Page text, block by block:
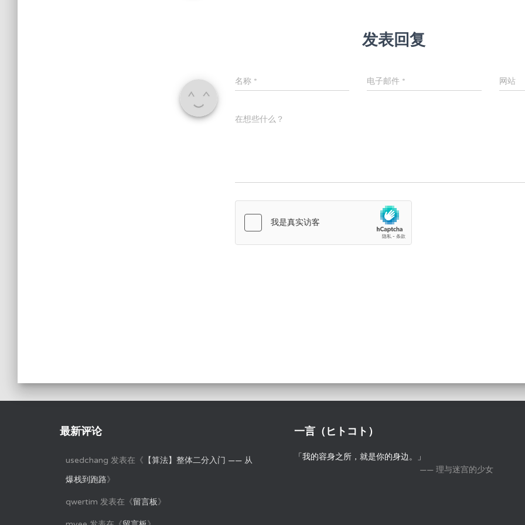
发表回复
名称 * 电子邮件 * 网站
在想些什么？
最新评论
usedchang 发表在《 【算法】整体二分入门 —— 从
爆栈到跑路》
qwertim 发表在《留言板》
一言（ヒトコト）
「我的容身之所，就是你的身边。」
—— 理与迷宫的少女